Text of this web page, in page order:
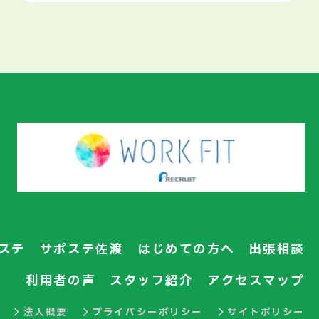
テ サポステ佐渡 はじめての方へ
出張相談
利用者の声
スタッフ紹介 アクセスマップ
法人概要 プライバシーポリシー サイトポリシー